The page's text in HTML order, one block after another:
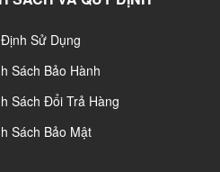
Sử Dụng
Sách Bảo Hành
Sách Đổi Trả Hàng
Sách Bảo Mật